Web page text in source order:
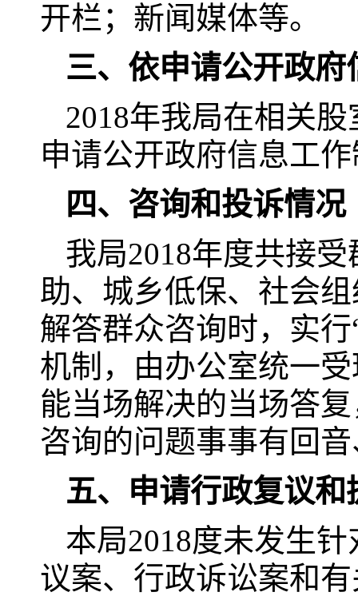
开栏；新闻媒体等。
三、依申请公开政府
2018年我局在相关
申请公开政府信息工
四、咨询和投诉情况
我局2018年度共接
助、城乡低保、社会
解答群众咨询时，实
机制，由办公室统一
能当场解决的当场答
咨询的问题事事有回
五、申请行政复议
本局2018度未发生
议案、行政诉讼案和